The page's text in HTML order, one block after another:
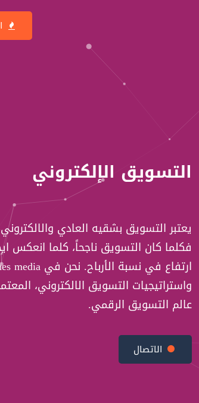
التسويق الإلكتروني
يعتبر التسويق بشقيه العادي
فكلما كان التسويق ناجحاً، كلما انعكس
واستراتيجيات التسويق الالكتروني،
عالم التسويق الرقمي.
الاتصال